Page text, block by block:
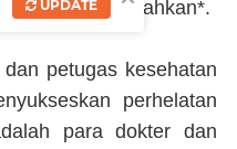
menambahkan*.
petugas kesehatan
perhelatan
para dokter dan
UPDATE